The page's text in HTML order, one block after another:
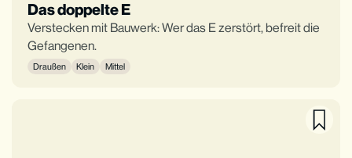
Das doppelte E
Verstecken mit Bauwerk: Wer das E zerstört, befreit die
Gefangenen.
Draußen Klein Mittel